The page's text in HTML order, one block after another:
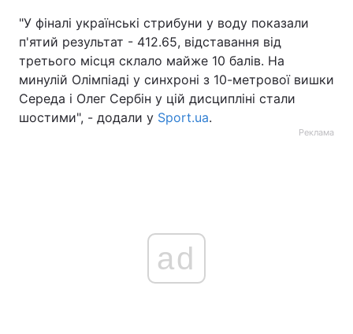
"У фіналі українські стрибуни у воду показали
п'ятий результат - 412.65, відставання від
третього місця склало майже 10 балів. На
минулій Олімпіаді у синхроні з 10-метрової вишки
Середа і Олег Сербін у цій дисципліні стали
шостими", - додали у Sport.ua.
Реклама
ad